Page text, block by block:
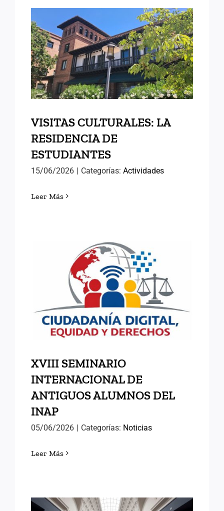
VISITAS CULTURALES: LA
RESIDENCIA DE
ESTUDIANTES
VISITAS CULTURALES: LA
RESIDENCIA DE
ESTUDIANTES
15/06/2026 | Categorías:Actividades
Leer Más
XVIII SEMINARIO
INTERNACIONAL DE
ANTIGUOS ALUMNOS DEL
INAP
XVIII SEMINARIO
INTERNACIONAL DE
ANTIGUOS ALUMNOS DEL
INAP
05/06/2026 | Categorías: Noticias
Leer Más